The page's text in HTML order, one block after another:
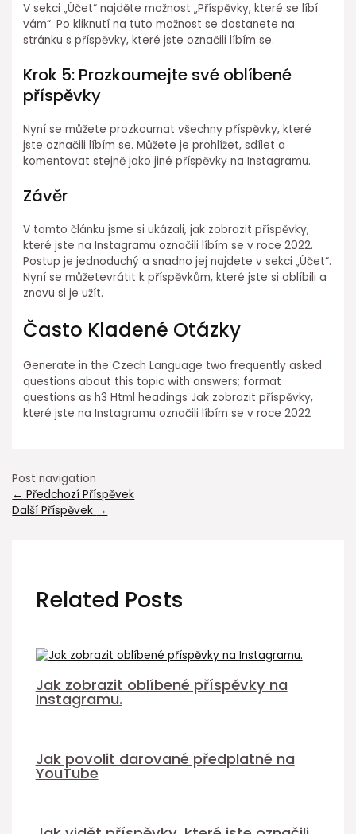
V sekci „Účet“ najděte možnost „Příspěvky, které se líbí
vám“. Po kliknutí na tuto možnost se dostanete na
stránku s příspěvky, které jste označili líbím se.
Krok 5: Prozkoumejte své oblíbené
příspěvky
Nyní se můžete prozkoumat všechny příspěvky, které
jste označili líbím se. Můžete je prohlížet, sdílet a
komentovat stejně jako jiné příspěvky na Instagramu.
Závěr
V tomto článku jsme si ukázali, jak zobrazit příspěvky,
které jste na Instagramu označili líbím se v roce 2022.
Postup je jednoduchý a snadno jej najdete v sekci „Účet“.
Nyní se můžetevrátit k příspěvkům, které jste si oblíbili a
znovu si je užít.
Často Kladené Otázky
Generate in the Czech Language two frequently asked
questions about this topic with answers; format
questions as h3 Html headings Jak zobrazit příspěvky,
které jste na Instagramu označili líbím se v roce 2022
Post navigation
← Předchozí Příspěvek
Další Příspěvek →
Related Posts
Jak zobrazit oblíbené příspěvky na
Instagramu.
Jak povolit darované předplatné na
YouTube